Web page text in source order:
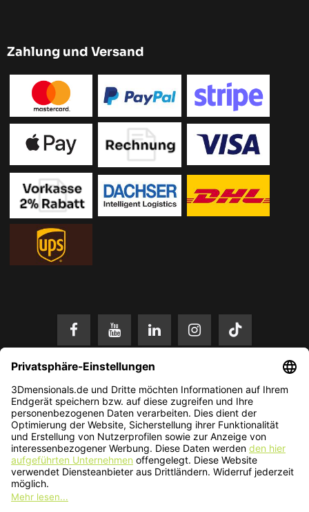
Zahlung und Versand
* Alle Preise in EUR inkl. gesetzl. Mehrwertsteuer zzgl. Versandkosten.
Änderungen und Irrtümer vorbehalten. Nur solange der Vorrat reicht.
© 2026 3Dmensionals / PONTIALIS GmbH & Co. KG - All Rights Reserved.​
Kundenbewertung